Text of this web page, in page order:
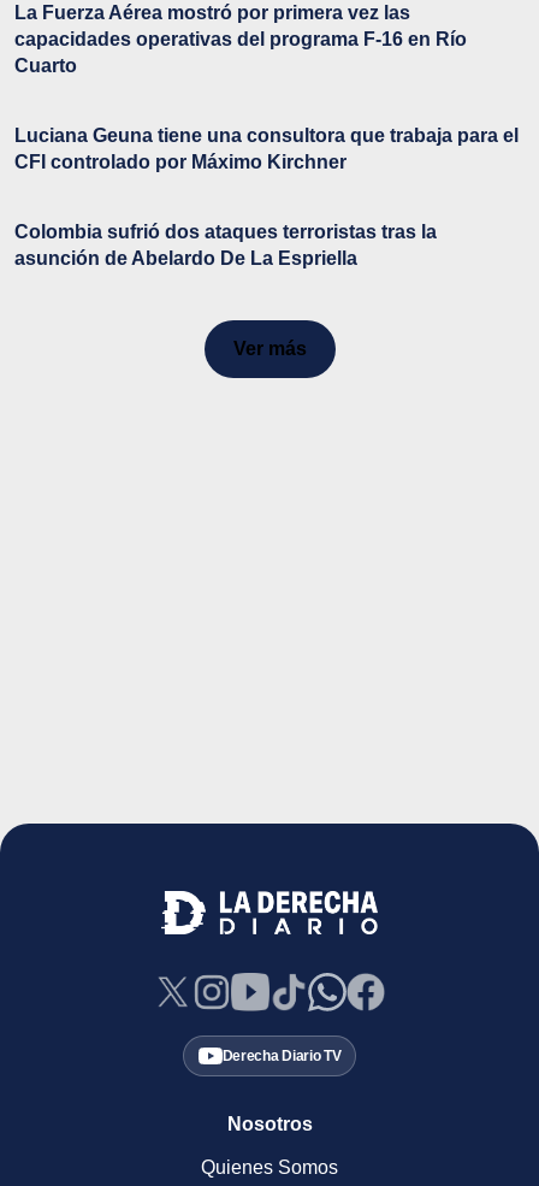
La Fuerza Aérea mostró por primera vez las
capacidades operativas del programa F-16 en Río
Cuarto
Luciana Geuna tiene una consultora que trabaja para el
CFI controlado por Máximo Kirchner
Colombia sufrió dos ataques terroristas tras la
asunción de Abelardo De La Espriella
Ver más
Derecha Diario TV
Nosotros
Quienes Somos